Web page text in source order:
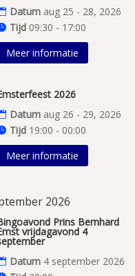
Datum aug 25 - 28, 2026
Tijd 09:30 - 17:00
Meer informatie
2026
Datum aug 26 - 29, 2026
Tijd 19:00 - 00:00
Meer informatie
2026
Prins Bernhard
vrijdagavond 4
Datum 4 september 2026